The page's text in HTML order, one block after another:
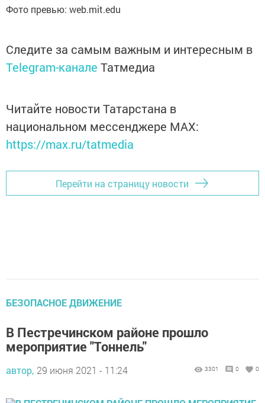
Фото превью: web.mit.edu
Следите за самым важным и интересным в
Telegram-канале Татмедиа
Читайте новости Татарстана в
национальном мессенджере MАХ:
https://max.ru/tatmedia
Перейти на страницу новости
БЕЗОПАСНОЕ ДВИЖЕНИЕ
В Пестречинском районе прошло
мероприятие "Тоннель"
автор, 29 июня 2021 - 11:24 3301 0 0